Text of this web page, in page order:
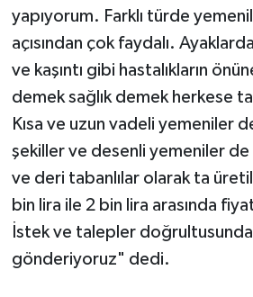
yapıyorum. Farklı türde
açısından çok faydalı.
ve kaşıntı gibi hastalıkların
demek sağlık demek herkese
Kısa ve uzun vadeli yemeniler
şekiller ve desenli yemeniler de
ve deri tabanlılar olarak ta
bin lira ile 2 bin lira arasında
İstek ve talepler doğrultusunda
gönderiyoruz" dedi.